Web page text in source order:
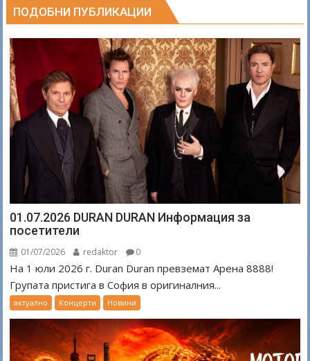
ПОДОБНИ ПУБЛИКАЦИИ
01.07.2026 DURAN DURAN Информация за
посетители
01/07/2026 redaktor 0
На 1 юли 2026 г. Duran Duran превземат Арена 8888!
Групата пристига в София в оригиналния...
актуално Концерти Новини